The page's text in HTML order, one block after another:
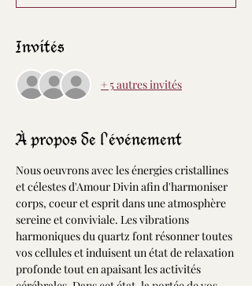
Invités
+ 5 autres invités
À propos de l'événement
Nous oeuvrons avec les énergies cristallines
et célestes d'Amour Divin afin d'harmoniser
corps, coeur et esprit dans une atmosphère
sereine et conviviale. Les vibrations
harmoniques du quartz font résonner toutes
vos cellules et induisent un état de relaxation
profonde tout en apaisant les activités
cérébrales. Dans cet état, la portée de vos